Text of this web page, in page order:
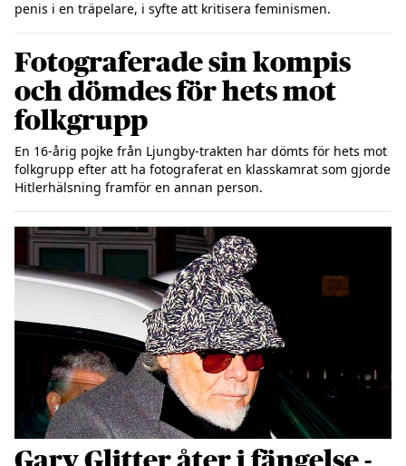
Fotograferade sin kompis
och dömdes för hets mot
folkgrupp
En 16-årig pojke från Ljungby-trakten har dömts för hets mot
folkgrupp efter att ha fotograferat en klasskamrat som gjorde